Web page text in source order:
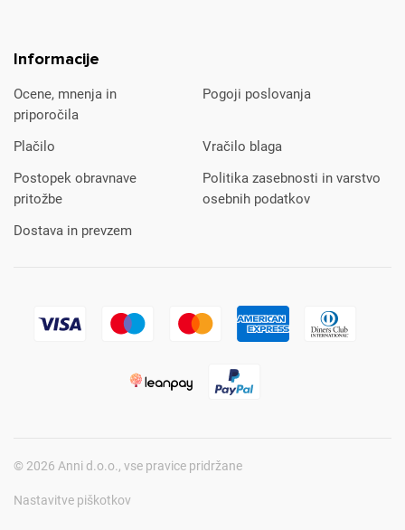
Informacije
Ocene, mnenja in
priporočila
Pogoji poslovanja
Plačilo
Vračilo blaga
Postopek obravnave
pritožbe
Politika zasebnosti in varstvo
osebnih podatkov
Dostava in prevzem
© 2026 Anni d.o.o., vse pravice pridržane
Nastavitve piškotkov